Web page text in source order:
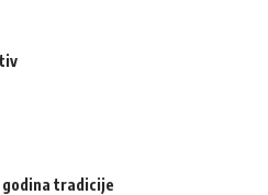
godina tradicije